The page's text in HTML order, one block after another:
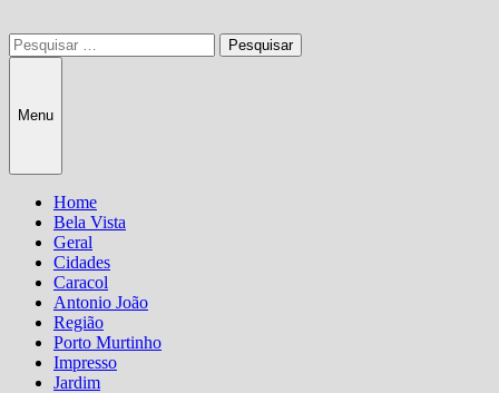
Pesquisar
por:
Menu
Home
Bela Vista
Geral
Cidades
Caracol
Antonio João
Região
Porto Murtinho
Impresso
Jardim